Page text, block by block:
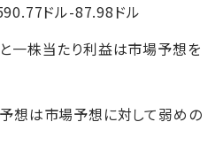
ドル-87.98ドル
一株当たり利益は市場予想を
想は市場予想に対して弱めの